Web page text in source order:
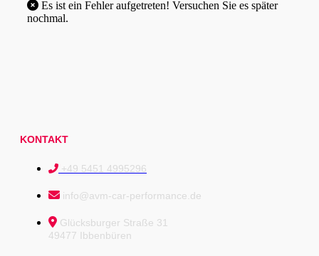
nochmal.
KONTAKT
+49 5451 4995296
info@avm-car-performance.de
Glücksburger Straße 31
49477 Ibbenbüren